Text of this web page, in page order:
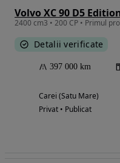
Volvo XC 90 D5
Detalii verificate
397 000 km
Carei (Satu Mare)
Privat • Publicat